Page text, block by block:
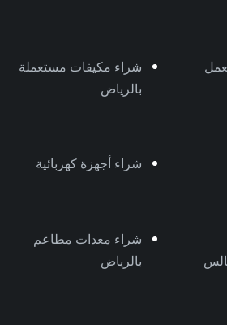
شراء مكيفات مستعملة
بالرياض
شراء أجهزة كهربائية
شراء معدات مطاعم
بالرياض